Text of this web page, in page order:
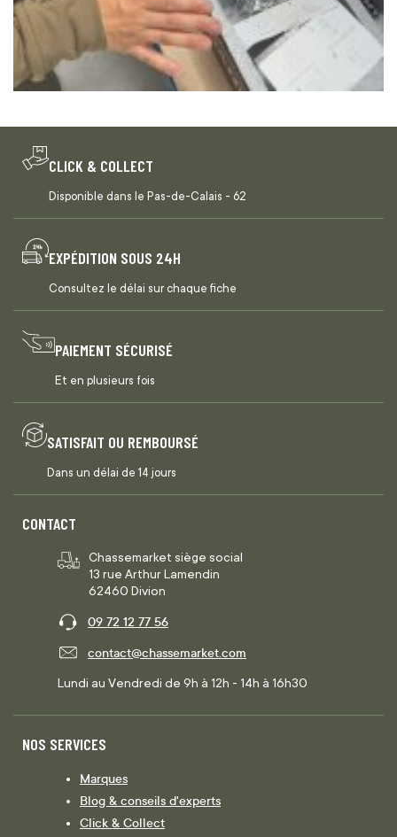
CLICK & COLLECT
Disponible dans le Pas-de-Calais - 62
EXPÉDITION SOUS 24H
Consultez le délai sur chaque fiche
PAIEMENT SÉCURISÉ
Et en plusieurs fois
SATISFAIT OU REMBOURSÉ
Dans un délai de 14 jours
CONTACT
Chassemarket siège social
13 rue Arthur Lamendin
62460 Divion
09 72 12 77 56
contact@chassemarket.com
Lundi au Vendredi de 9h à 12h - 14h à 16h30
NOS SERVICES
Marques
Blog & conseils d'experts
Click & Collect